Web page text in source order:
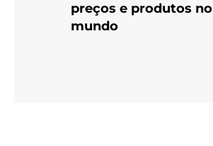
preços e produtos no
mundo